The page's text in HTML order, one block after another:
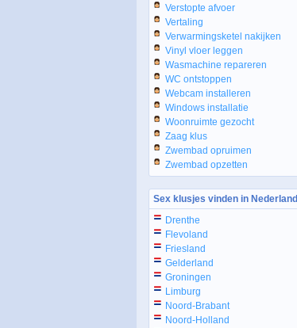
Verstopte afvoer
Vertaling
Verwarmingsketel nakijken
Vinyl vloer leggen
Wasmachine repareren
WC ontstoppen
Webcam installeren
Windows installatie
Woonruimte gezocht
Zaag klus
Zwembad opruimen
Zwembad opzetten
Sex klusjes vinden in Nederland
Drenthe
Flevoland
Friesland
Gelderland
Groningen
Limburg
Noord-Brabant
Noord-Holland